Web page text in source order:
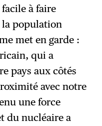
à faire
la population
met en garde :
qui a
pays aux côtés
avec notre
une force
du nucléaire a